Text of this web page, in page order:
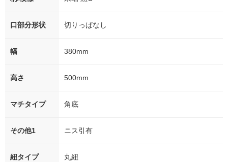
口部分形状 切りっぱなし
幅 380mm
高さ 500mm
マチタイプ 角底
その他1 ニス引有
紐タイプ 丸紐